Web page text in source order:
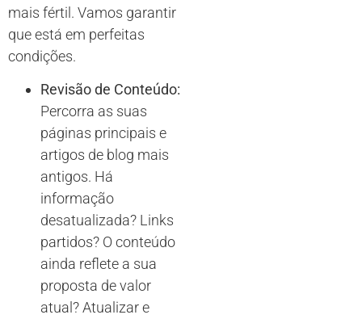
mais fértil. Vamos garantir
que está em perfeitas
condições.
Revisão de Conteúdo:
Percorra as suas
páginas principais e
artigos de blog mais
antigos. Há
informação
desatualizada? Links
partidos? O conteúdo
ainda reflete a sua
proposta de valor
atual? Atualizar e